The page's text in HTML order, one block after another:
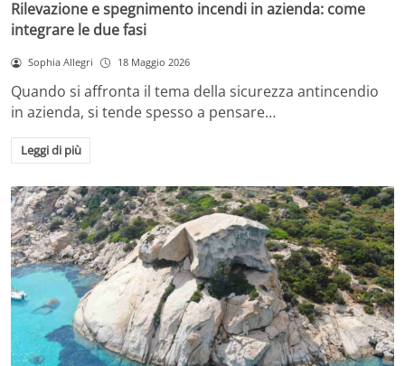
Rilevazione e spegnimento incendi in azienda: come
integrare le due fasi
Sophia Allegri 18 Maggio 2026
Quando si affronta il tema della sicurezza antincendio
in azienda, si tende spesso a pensare…
Leggi di più